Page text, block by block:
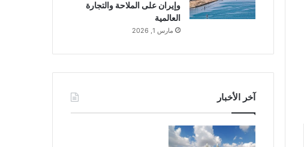
وإيران على الملاحة والتجارة
العالمية
مارس 1, 2026
آخر الأخبار